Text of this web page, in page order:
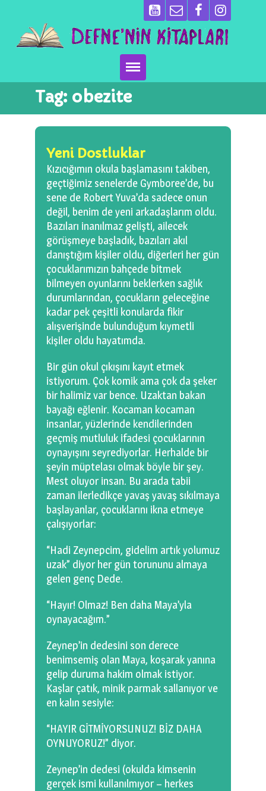
Ana Sayfa
Kitaplarımız
Ben Kimim?
Emeği Geçenler
Neler Yapıyoruz?
Basın
0 km.Bızdıklar Yazılarım
Filmlerimiz
Hadi Bize Yazın
Tag: obezite
Yeni Dostluklar
Kızıcığımın okula başlamasını takiben,
geçtiğimiz senelerde Gymboree’de, bu
sene de Robert Yuva’da sadece onun
değil, benim de yeni arkadaşlarım oldu.
Bazıları inanılmaz gelişti, ailecek
görüşmeye başladık, bazıları akıl
danıştığım kişiler oldu, diğerleri her gün
çocuklarımızın bahçede bitmek
bilmeyen oyunlarını beklerken sağlık
durumlarından, çocukların geleceğine
kadar pek çeşitli konularda fikir
alışverişinde bulunduğum kıymetli
kişiler oldu hayatımda.
Bir gün okul çıkışını kayıt etmek
istiyorum. Çok komik ama çok da şeker
bir halimiz var bence. Uzaktan bakan
bayağı eğlenir. Kocaman kocaman
insanlar, yüzlerinde kendilerinden
geçmiş mutluluk ifadesi çocuklarının
oynayışını seyrediyorlar. Herhalde bir
şeyin müptelası olmak böyle bir şey.
Mest oluyor insan. Bu arada tabii
zaman ilerledikçe yavaş yavaş sıkılmaya
başlayanlar, çocuklarını ikna etmeye
çalışıyorlar:
“Hadi Zeynepcim, gidelim artık yolumuz
uzak” diyor her gün torununu almaya
gelen genç Dede.
“Hayır! Olmaz! Ben daha Maya’yla
oynayacağım.”
Zeynep’in dedesini son derece
benimsemiş olan Maya, koşarak yanına
gelip duruma hakim olmak istiyor.
Kaşlar çatık, minik parmak sallanıyor ve
en kalın sesiyle:
“HAYIR GİTMİYORSUNUZ! BİZ DAHA
OYNUYORUZ!” diyor.
Zeynep’in dedesi (okulda kimsenin
gerçek ismi kullanılmıyor – herkes